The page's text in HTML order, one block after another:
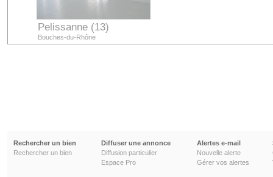
Pelissanne (13)
Bouches-du-Rhône
Rechercher un bien
Rechercher un bien
Diffuser une annonce
Diffusion particulier
Espace Pro
Alertes e-mail
Nouvelle alerte
Gérer vos alertes